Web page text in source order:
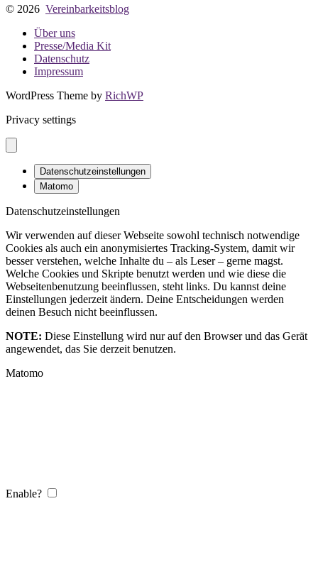
© 2026 Vereinbarkeitsblog
Über uns
Presse/Media Kit
Datenschutz
Impressum
WordPress Theme by RichWP
Privacy settings
Datenschutzeinstellungen
Matomo
Datenschutzeinstellungen
Wir verwenden auf dieser Webseite sowohl technisch notwendige
Cookies als auch ein anonymisiertes Tracking-System, damit wir
besser verstehen, welche Inhalte du – als Leser – gerne magst.
Welche Cookies und Skripte benutzt werden und wie diese die
Webseitenbenutzung beeinflussen, steht links. Du kannst deine
Einstellungen jederzeit ändern. Deine Entscheidungen werden
deinen Besuch nicht beeinflussen.
NOTE: Diese Einstellung wird nur auf den Browser und das Gerät
angewendet, das Sie derzeit benutzen.
Matomo
Enable?